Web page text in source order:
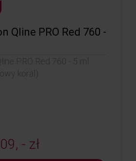
Qline PRO Red 760 -
PRO Red 760 - 5 ml
koral)
- zł